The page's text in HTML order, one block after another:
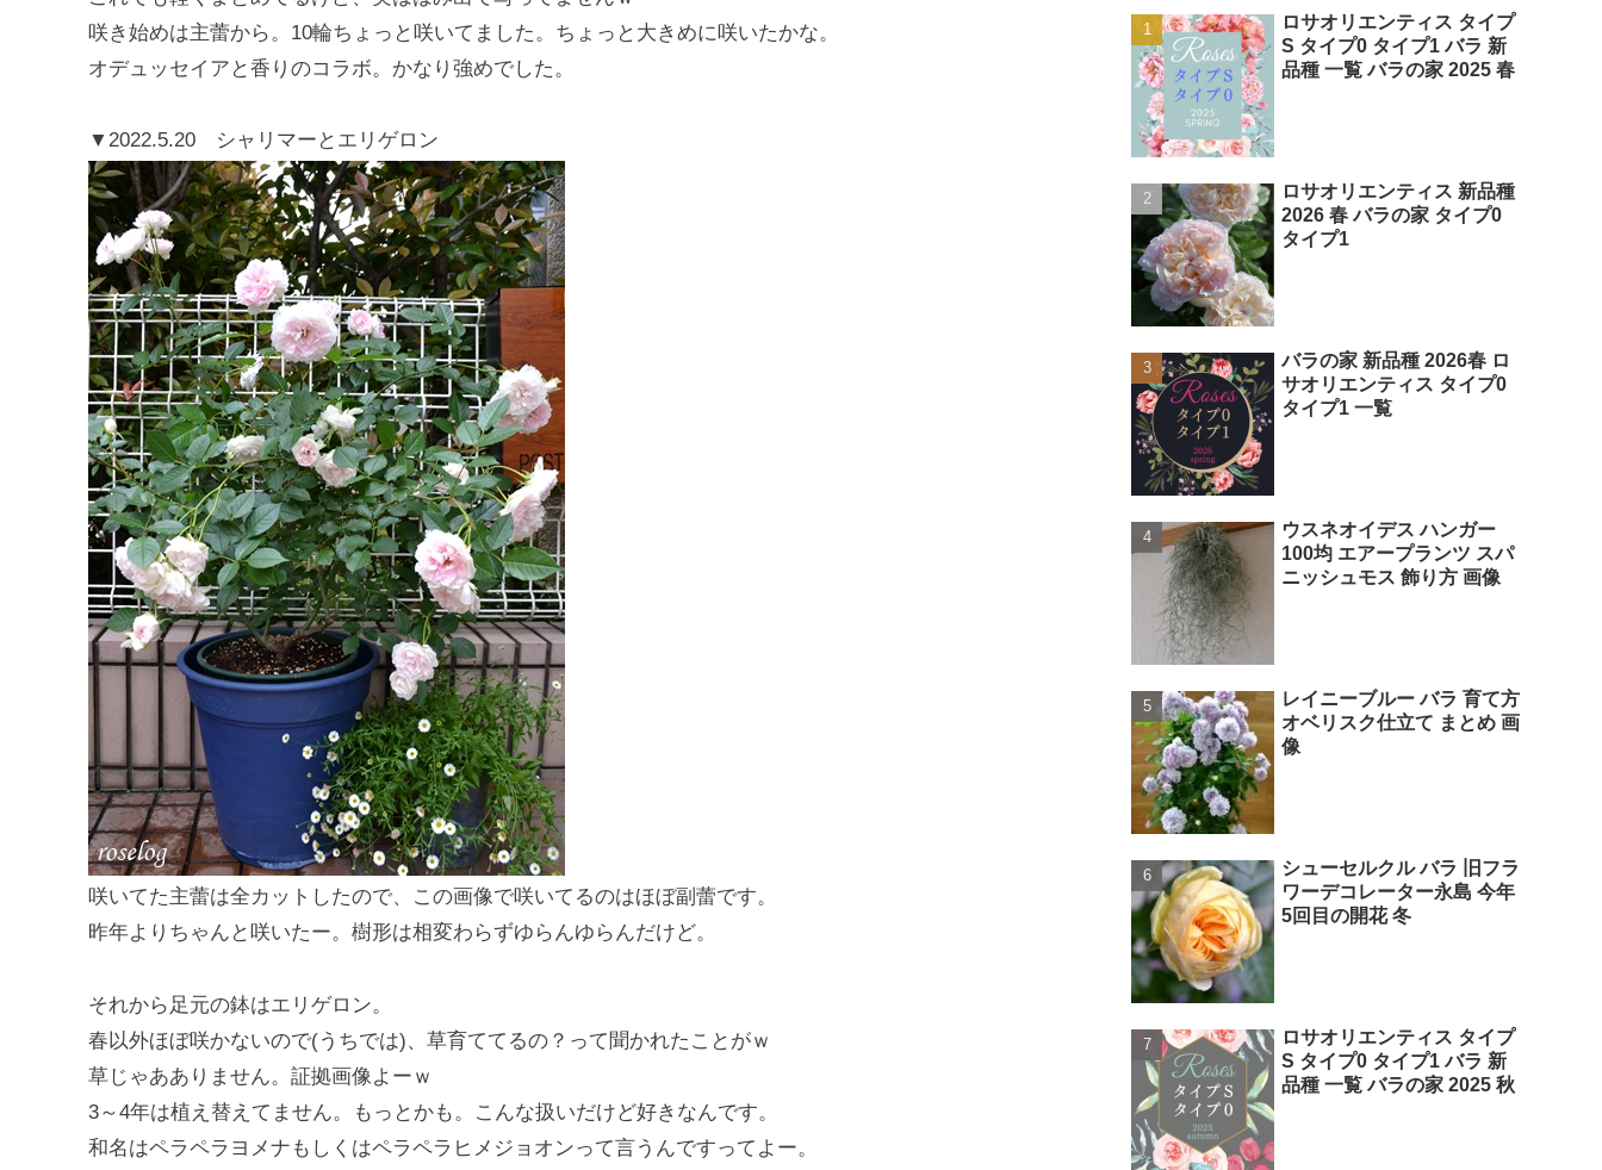
咲き始めは主蕾から。10輪ちょっと咲いてました。ちょっと大きめに咲いたかな。
オデュッセイアと香りのコラボ。かなり強めでした。
▼2022.5.20 シャリマーとエリゲロン
咲いてた主蕾は全カットしたので、この画像で咲いてるのはほぼ副蕾です。
昨年よりちゃんと咲いたー。樹形は相変わらずゆらんゆらんだけど。
それから足元の鉢はエリゲロン。
春以外ほぼ咲かないので(うちでは)、草育ててるの？って聞かれたことがｗ
草じゃあありません。証拠画像よーｗ
3～4年は植え替えてません。もっとかも。こんな扱いだけど好きなんです。
和名はペラペラヨメナもしくはペラペラヒメジョオンって言うんですってよー。
ロサオリエンティス タイプ
S タイプ0 タイプ1 バラ 新
品種 一覧 バラの家 2025 春
ロサオリエンティス 新品種
2026 春 バラの家 タイプ0
タイプ1
バラの家 新品種 2026春 ロ
サオリエンティス タイプ0
タイプ1 一覧
ウスネオイデス ハンガー
100均 エアープランツ スパ
ニッシュモス 飾り方 画像
レイニーブルー バラ 育て方
オベリスク仕立て まとめ 画
像
シューセルクル バラ 旧フラ
ワーデコレーター永島 今年
5回目の開花 冬
ロサオリエンティス タイプ
S タイプ0 タイプ1 バラ 新
品種 一覧 バラの家 2025 秋